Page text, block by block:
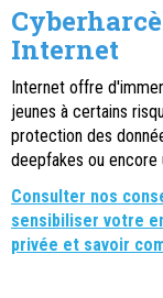
Internet
Internet offre
jeunes à certains
protection des
deepfakes ou encore
Consulter nos
sensibiliser votre
privée et savoir